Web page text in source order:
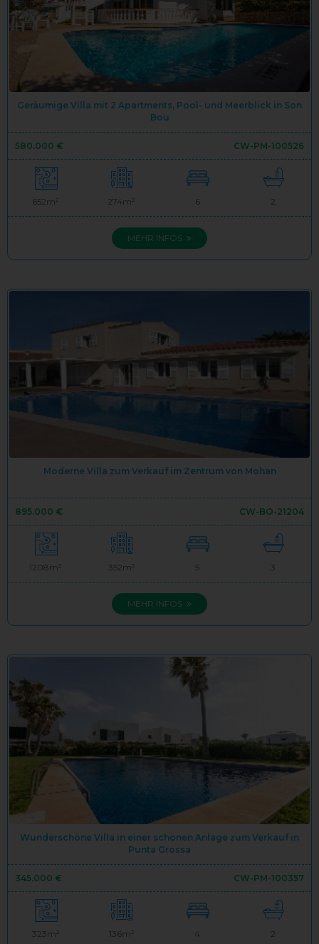
Geräumige Villa mit 2 Apartments, Pool- und Meerblick in Son
Bou
580.000 € CW-PM-100526
652m² 274m² 6 2
MEHR INFOS
Moderne Villa zum Verkauf im Zentrum von Mohan
895.000 € CW-BO-21204
1208m² 352m² 5 3
MEHR INFOS
Wunderschöne Villa in einer schönen Anlage zum Verkauf in
Punta Grossa
345.000 € CW-PM-100357
323m² 136m² 4 2